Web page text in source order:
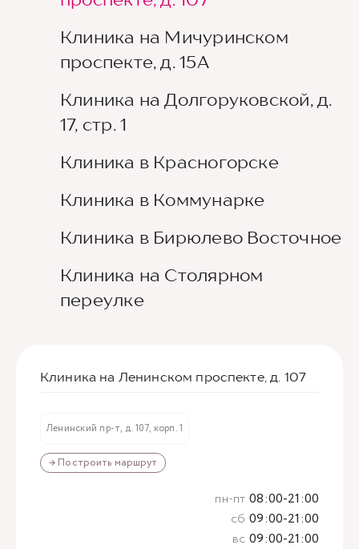
Клиника на Мичуринском
проспекте, д. 15А
Клиника на Долгоруковской, д.
17, стр. 1
Клиника в Красногорске
Клиника в Коммунарке
Клиника в Бирюлево Восточное
Клиника на Столярном
переулке
Клиника на Ленинском проспекте, д. 107
Ленинский пр-т, д. 107, корп. 1
→ Построить маршрут
пн-пт 08:00-21:00
сб 09:00-21:00
вс 09:00-21:00